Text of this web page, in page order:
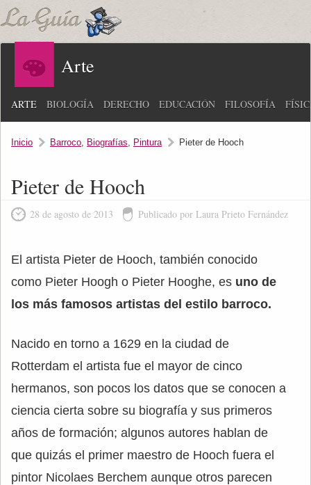
Arte
ARTE BIOLOGÍA DERECHO EDUCACIÓN FILOSOFÍA
Inicio Barroco, Biografías, Pintura Pieter de Hooch
Pieter de Hooch
28 de agosto de 2013 Publicado por Laura Prieto Fernández
El artista Pieter de Hooch, también conocido
como Pieter Hoogh o Pieter Hooghe, es uno de
los más famosos artistas del estilo barroco.
Nacido en torno a 1629 en la ciudad de
Rotterdam el artista fue el mayor de cinco
hermanos, son pocos los datos que se conocen a
ciencia cierta sobre su biografía y sus primeros
años de formación; algunos autores hablan de
que quizás el primer maestro de Hooch fuera el
pintor Nicolaes Berchem aunque otros parecen